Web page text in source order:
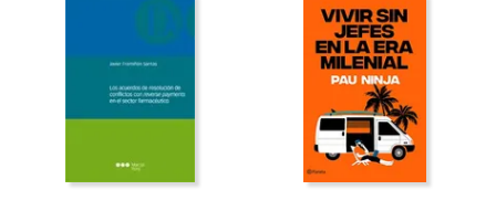
$ 38.44
50%
dcto.